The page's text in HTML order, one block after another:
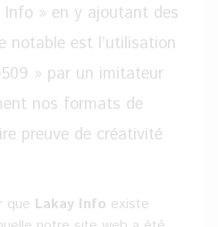
» en y ajoutant des
notable est l’utilisation
» par un imitateur
nos formats de
preuve de créativité
que Lakay Info existe